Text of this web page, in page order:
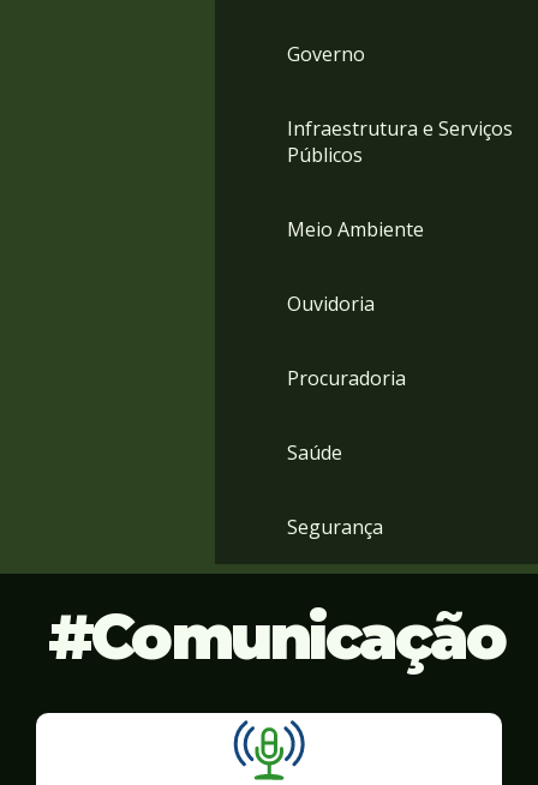
Governo
Infraestrutura e Serviços
Públicos
Meio Ambiente
Ouvidoria
Procuradoria
Saúde
Segurança
Comunicação